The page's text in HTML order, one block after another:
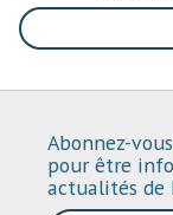
Abonnez-
pour être
actualités de